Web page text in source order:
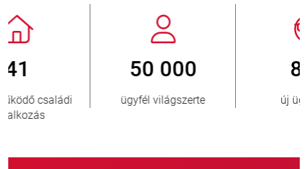
új ügyfél/év
> 3 500 000
eladott egység